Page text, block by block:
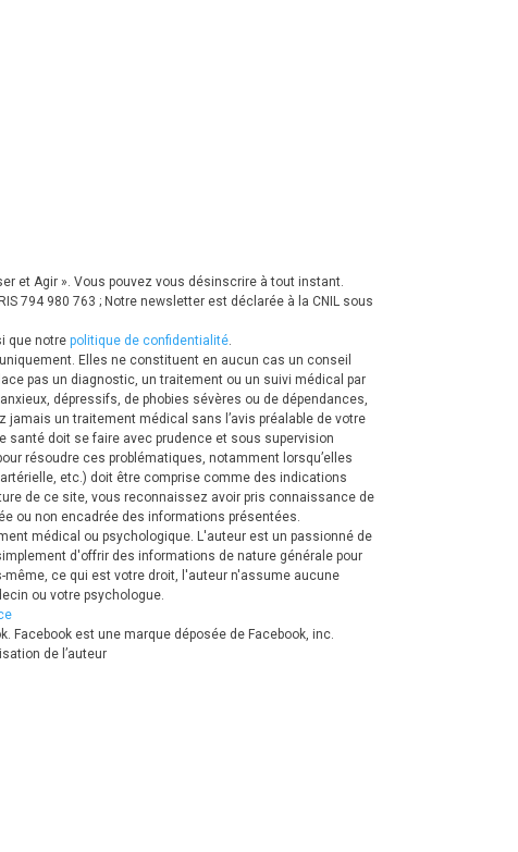
et Agir ». Vous pouvez vous désinscrire à tout instant.
794 980 763 ; Notre newsletter est déclarée à la CNIL sous
que notre politique de confidentialité.
Elles ne constituent en aucun cas un conseil
pas un diagnostic, un traitement ou un suivi médical par
dépressifs, de phobies sévères ou de dépendances,
un traitement médical sans l’avis préalable de votre
santé doit se faire avec prudence et sous supervision
résoudre ces problématiques, notamment lorsqu’elles
etc.) doit être comprise comme des indications
de ce site, vous reconnaissez avoir pris connaissance de
ou non encadrée des informations présentées.
médical ou psychologique. L'auteur est un passionné de
d'offrir des informations de nature générale pour
ce qui est votre droit, l'auteur n'assume aucune
ou votre psychologue.
Facebook est une marque déposée de Facebook, inc.
de l’auteur